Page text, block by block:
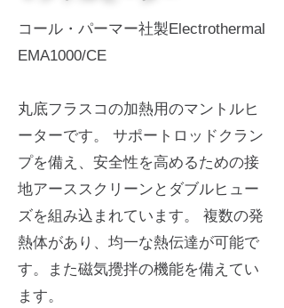
コール・パーマー社製Electrothermal
EMA1000/CE
丸底フラスコの加熱用のマントルヒ
ーターです。 サポートロッドクラン
プを備え、安全性を高めるための接
地アーススクリーンとダブルヒュー
ズを組み込まれています。 複数の発
熱体があり、均一な熱伝達が可能で
す。また磁気攪拌の機能を備えてい
ます。